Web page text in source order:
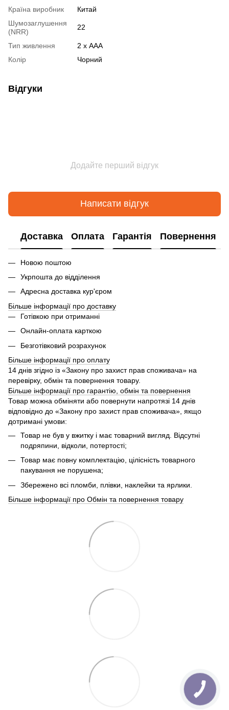
Країна виробник
Китай
Шумозаглушення
(NRR)
22
Тип живлення
2 х AAA
Колір
Чорний
Відгуки
Додайте перший відгук
Написати відгук
Доставка Оплата Гарантія Повернення
Новою поштою
Укрпошта до відділення
Адресна доставка кур'єром
Більше інформації про доставку
Готівкою при отриманні
Онлайн-оплата карткою
Безготівковий розрахунок
Більше інформації про оплату
14 днів згідно із «Закону про захист прав споживача» на
перевірку, обмін та повернення товару.
Більше інформації про гарантію, обмін та повернення
Товар можна обміняти або повернути напротязі 14 днів
відповідно до «Закону про захист прав споживача», якщо
дотримані умови:
Товар не був у вжитку і має товарний вигляд. Відсутні
подряпини, відколи, потертості;
Товар має повну комплектацію, цілісність товарного
пакування не порушена;
Збережено всі пломби, плівки, наклейки та ярлики.
Більше інформації про Обмін та повернення товару